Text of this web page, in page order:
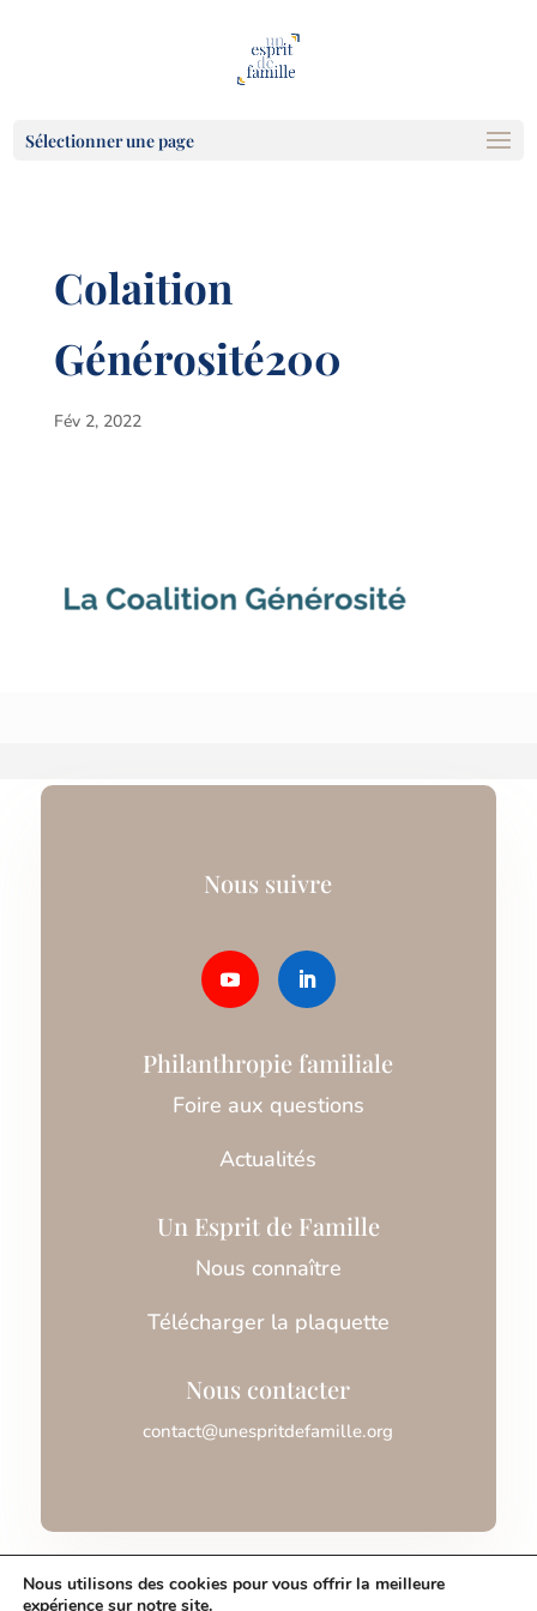
Sélectionner une page
Colaition
Générosité200
Fév 2, 2022
Nous suivre
Philanthropie familiale
Foire aux questions
Actualités
Un Esprit de Famille
Nous connaître
Télécharger la plaquette
Nous contacter
contact@unespritdefamille.org
Nous utilisons des cookies pour vous offrir la meilleure
expérience sur notre site.